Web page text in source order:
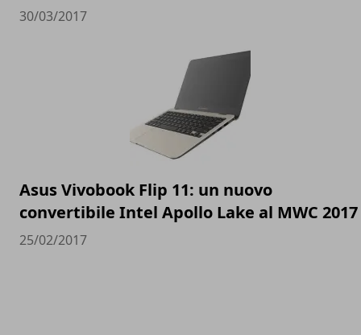
30/03/2017
Asus Vivobook Flip 11: un nuovo
convertibile Intel Apollo Lake al MWC 2017
25/02/2017